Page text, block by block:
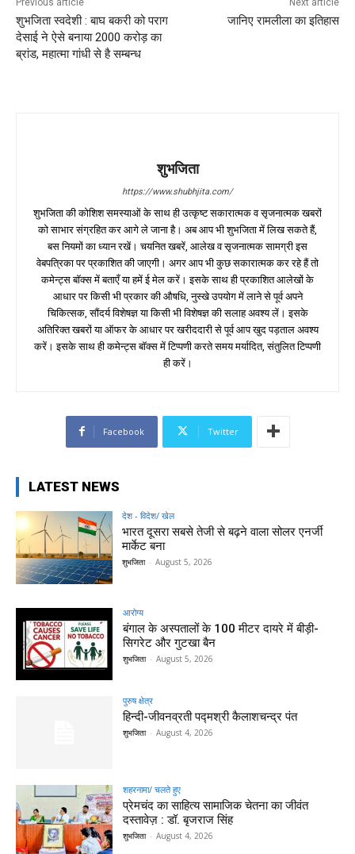
Previous article
शुभजिता स्वदेशी : बाघ बकरी को पराग
देसाई ने ऐसे बनाया 2000 करोड़ का
ब्रांड, महात्मा गांधी से है सम्बन्ध
Next article
जानिए रामलीला का इतिहास
शुभजिता
https://www.shubhjita.com/
शुभजिता की कोशिश समस्याओं के साथ ही उत्कृष्ट सकारात्मक व सृजनात्मक खबरों
को साभार संग्रहित कर आगे ले जाना है। अब आप भी शुभजिता में लिख सकते हैं,
बस नियमों का ध्यान रखें। चयनित खबरें, आलेख व सृजनात्मक सामग्री इस
वेबपत्रिका पर प्रकाशित की जाएगी। अगर आप भी कुछ सकारात्मक कर रहे हैं तो
कमेन्ट्स बॉक्स में बताएँ या हमें ई मेल करें। इसके साथ ही प्रकाशित आलेखों के
आधार पर किसी भी प्रकार की औषधि, नुस्खे उपयोग में लाने से पूर्व अपने
चिकित्सक, सौंदर्य विशेषज्ञ या किसी भी विशेषज्ञ की सलाह अवश्य लें। इसके
अतिरिक्त खबरों या ऑफर के आधार पर खरीददारी से पूर्व आप खुद पड़ताल अवश्य
करें। इसके साथ ही कमेन्ट्स बॉक्स में टिप्पणी करते समय मर्यादित, संतुलित टिप्पणी
ही करें।
Facebook Twitter
LATEST NEWS
देश - विदेश/ खेल
भारत दूसरा सबसे तेजी से बढ़ने वाला सोलर एनर्जी
मार्केट बना
शुभजिता - August 5, 2026
आरोग्य
बंगाल के अस्पतालों के 100 मीटर दायरे में बीड़ी-
सिगरेट और गुटखा बैन
शुभजिता - August 5, 2026
पुरुष क्षेत्र
हिन्‍दी-जीवनव्रती पद्मश्री कैलाशचन्‍द्र पंत
शुभजिता - August 4, 2026
शहरनामा/ चलते हुए
प्रेमचंद का साहित्य सामाजिक चेतना का जीवंत
दस्तावेज़ : डॉ. बृजराज सिंह
शुभजिता - August 4, 2026